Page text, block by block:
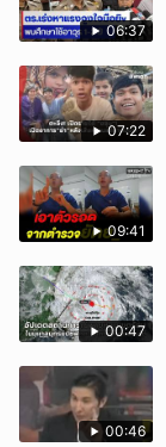
06:37
07:22
09:41
00:47
00:46